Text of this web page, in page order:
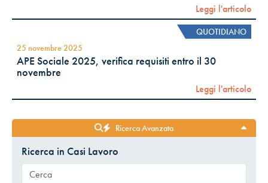
Leggi l'articolo
QUOTIDIANO
25 novembre 2025
APE Sociale 2025, verifica requisiti entro il 30
novembre
Leggi l'articolo
Ricerca Avanzata
Ricerca in Casi Lavoro